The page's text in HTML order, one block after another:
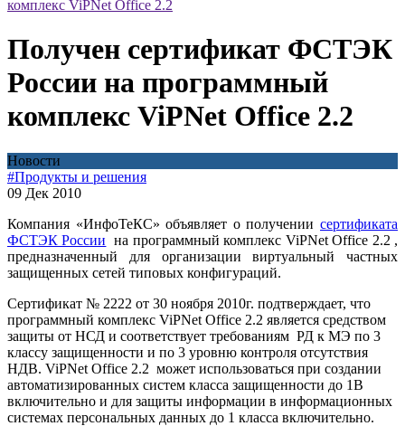
комплекс ViPNet Office 2.2
Получен сертификат ФСТЭК
России на программный
комплекс ViPNet Office 2.2
Новости
#Продукты и решения
09 Дек 2010
Компания «ИнфоТеКС» объявляет о получении сертификата
ФСТЭК России на программный комплекс ViPNet Office 2.2 ,
предназначенный для организации виртуальный частных
защищенных сетей типовых конфигураций.
Сертификат № 2222 от 30 ноября 2010г. подтверждает, что
программный комплекс ViPNet Office 2.2 является средством
защиты от НСД и соответствует требованиям РД к МЭ по 3
классу защищенности и по 3 уровню контроля отсутствия
НДВ. ViPNet Office 2.2 может использоваться при создании
автоматизированных систем класса защищенности до 1В
включительно и для защиты информации в информационных
системах персональных данных до 1 класса включительно.